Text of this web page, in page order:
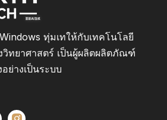
ทุ่มเทให้กับเทคโนโลยี
วิทยาศาสตร์ เป็นผู้ผลิตผลิตภัณฑ์
ย่างเป็นระบบ